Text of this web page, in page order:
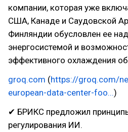
компании, которая уже
США, Канаде и Саудовской
Финляндии обусловлен ее
энергосистемой и
эффективного охлаждения
groq.com (https://groq.com/
european-data-center-foo...)
✔ БРИКС предложил
регулирования ИИ.